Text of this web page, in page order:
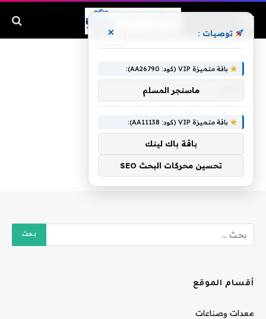
أقسام الموقع
معدات وصناعات
توصيات : ×
باقة متميزة VIP (كود: AA26790):
ماسنجر المسلم
باقة متميزة VIP (كود: AA11138):
باقة باك لينك
تحسين محركات البحث SEO